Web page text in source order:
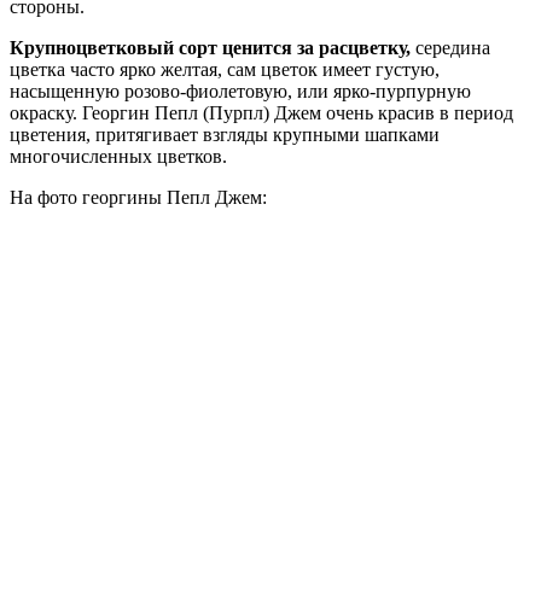
стороны.
Крупноцветковый сорт ценится за расцветку, середина
цветка часто ярко желтая, сам цветок имеет густую,
насыщенную розово-фиолетовую, или ярко-пурпурную
окраску. Георгин Пепл (Пурпл) Джем очень красив в период
цветения, притягивает взгляды крупными шапками
многочисленных цветков.
На фото георгины Пепл Джем: